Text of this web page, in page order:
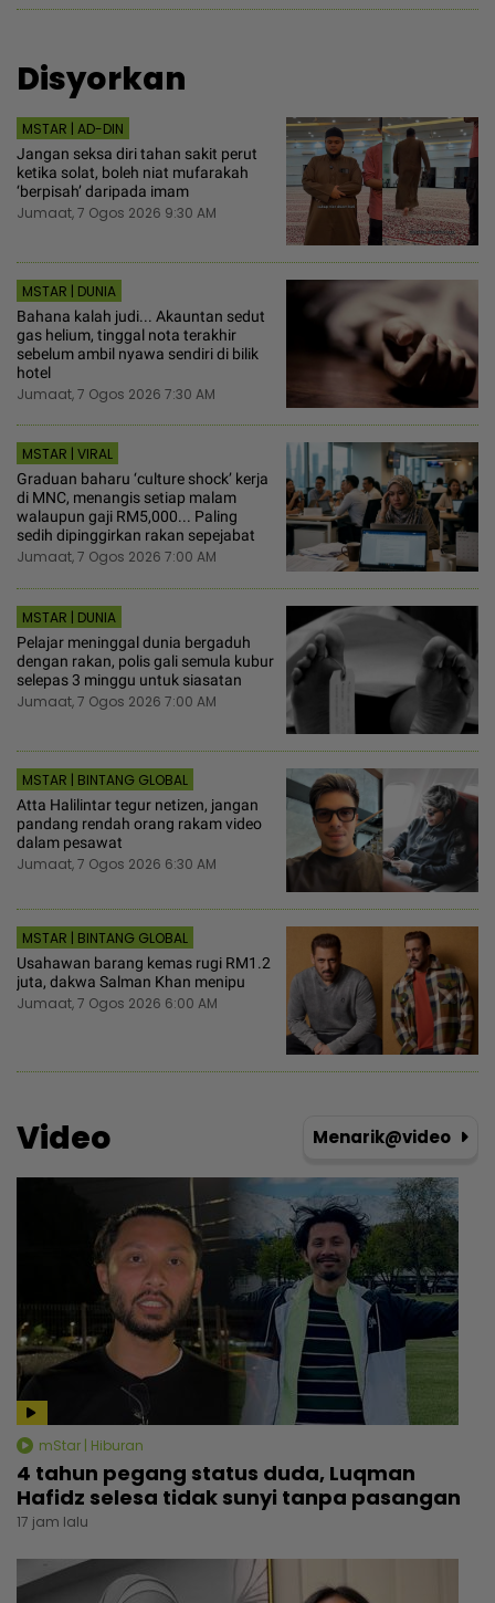
Disyorkan
MSTAR | AD-DIN
Jangan seksa diri tahan sakit perut
ketika solat, boleh niat mufarakah
‘berpisah’ daripada imam
Jumaat, 7 Ogos 2026 9:30 AM
MSTAR | DUNIA
Bahana kalah judi... Akauntan sedut
gas helium, tinggal nota terakhir
sebelum ambil nyawa sendiri di bilik
hotel
Jumaat, 7 Ogos 2026 7:30 AM
MSTAR | VIRAL
Graduan baharu ‘culture shock’ kerja
di MNC, menangis setiap malam
walaupun gaji RM5,000... Paling
sedih dipinggirkan rakan sepejabat
Jumaat, 7 Ogos 2026 7:00 AM
MSTAR | DUNIA
Pelajar meninggal dunia bergaduh
dengan rakan, polis gali semula kubur
selepas 3 minggu untuk siasatan
Jumaat, 7 Ogos 2026 7:00 AM
MSTAR | BINTANG GLOBAL
Atta Halilintar tegur netizen, jangan
pandang rendah orang rakam video
dalam pesawat
Jumaat, 7 Ogos 2026 6:30 AM
MSTAR | BINTANG GLOBAL
Usahawan barang kemas rugi RM1.2
juta, dakwa Salman Khan menipu
Jumaat, 7 Ogos 2026 6:00 AM
Video Menarik@video
mStar | Hiburan
4 tahun pegang status duda, Luqman
Hafidz selesa tidak sunyi tanpa pasangan
17 jam lalu